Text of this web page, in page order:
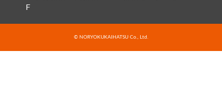
F
© NORYOKUKAIHATSU Co., Ltd.